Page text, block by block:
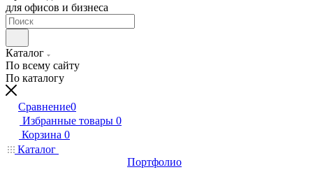
для офисов и бизнеса
Каталог
По всему сайту
По каталогу
Сравнение0
Избранные товары 0
Корзина 0
Каталог
Портфолио